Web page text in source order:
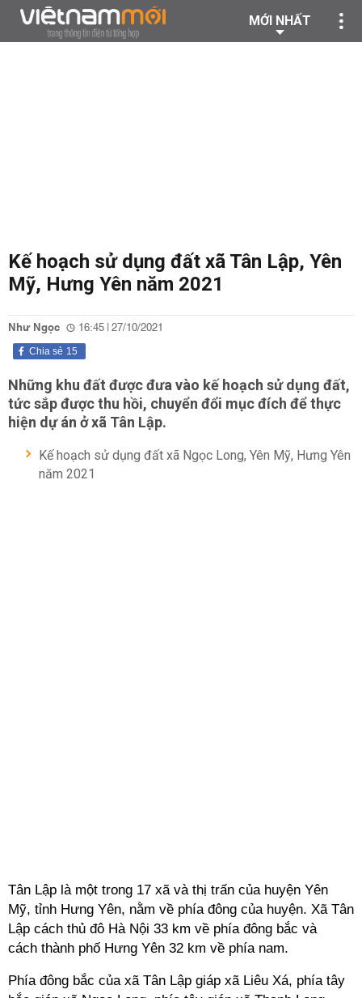
MỚI NHẤT
Kế hoạch sử dụng đất xã Tân Lập, Yên
Mỹ, Hưng Yên năm 2021
Như Ngọc 16:45 | 27/10/2021
15
Chia sẻ
Những khu đất được đưa vào kế hoạch sử dụng đất,
tức sắp được thu hồi, chuyển đổi mục đích để thực
hiện dự án ở xã Tân Lập.
Kế hoạch sử dụng đất xã Ngọc Long, Yên Mỹ, Hưng Yên
năm 2021
Tân Lập là một trong 17 xã và thị trấn của huyện Yên
Mỹ, tỉnh Hưng Yên, nằm về phía đông của huyện. Xã Tân
Lập cách thủ đô Hà Nội 33 km về phía đông bắc và
cách thành phố Hưng Yên 32 km về phía nam.
Phía đông bắc của xã Tân Lập giáp xã Liêu Xá, phía tây